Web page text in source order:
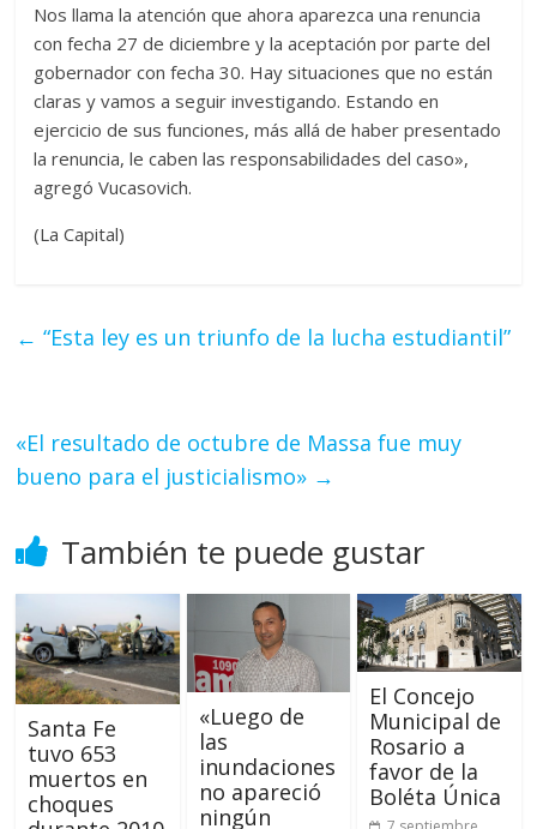
Nos llama la atención que ahora aparezca una renuncia
con fecha 27 de diciembre y la aceptación por parte del
gobernador con fecha 30. Hay situaciones que no están
claras y vamos a seguir investigando. Estando en
ejercicio de sus funciones, más allá de haber presentado
la renuncia, le caben las responsabilidades del caso»,
agregó Vucasovich.
(La Capital)
← “Esta ley es un triunfo de la lucha estudiantil”
«El resultado de octubre de Massa fue muy
bueno para el justicialismo» →
También te puede gustar
Santa Fe
tuvo 653
muertos en
choques
«Luego de
las
inundaciones
no apareció
ningún
El Concejo
Municipal de
Rosario a
favor de la
Boléta Única